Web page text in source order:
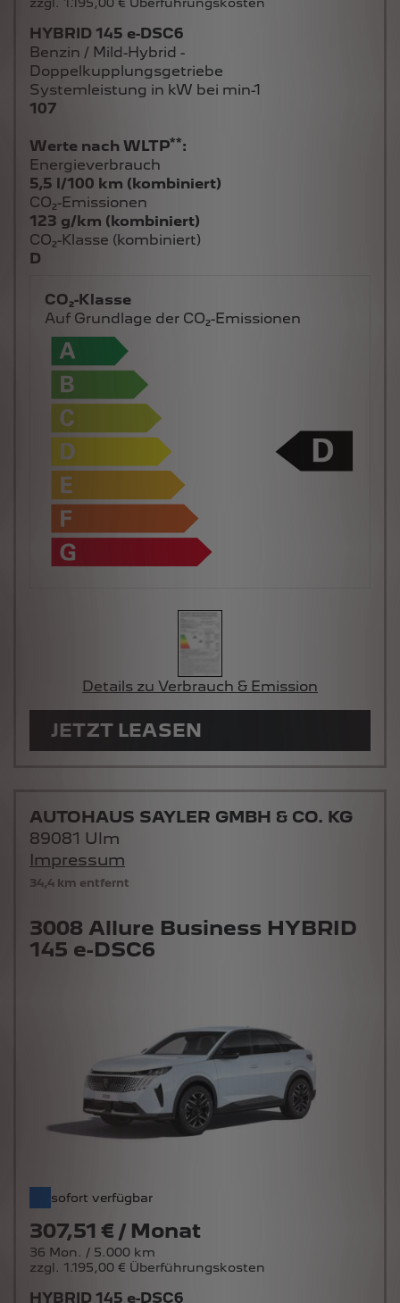
HYBRID 145 e-DSC6
Benzin / Mild-Hybrid -
Doppelkupplungsgetriebe
Systemleistung in kW bei min-1
107
Werte nach WLTP**:
Energieverbrauch
5,5 l/100 km (kombiniert)
CO₂-Emissionen
123 g/km (kombiniert)
CO₂-Klasse (kombiniert)
D
CO₂-Klasse
Auf Grundlage der CO₂-Emissionen
Details zu Verbrauch & Emission
JETZT LEASEN
34,4 km entfernt
3008 Allure Business HYBRID
145 e-DSC6
sofort verfügbar
307,51 € / Monat
36 Mon. / 5.000 km
zzgl. 1.195,00 € Überführungskosten
AUTOHAUS SAYLER GMBH & CO. KG
89081 Ulm
Impressum
HYBRID 145 e-DSC6